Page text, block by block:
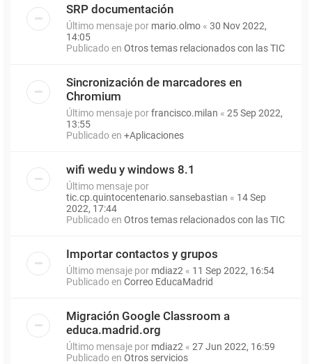
SRP documentación
Último mensaje por mario.olmo « 30 Nov 2022,
14:05
Publicado en Otros temas relacionados con las TIC
Sincronización de marcadores en
Chromium
Último mensaje porfrancisco.milan « 25 Sep 2022,
13:55
Publicado en +Aplicaciones
wifi wedu y windows 8.1
Último mensaje por
tic.cp.quintocentenario.sansebastian « 14 Sep
2022, 17:44
Publicado en Otros temas relacionados con las TIC
Importar contactos y grupos
Último mensaje por mdiaz2 « 11 Sep 2022, 16:54
Publicado en Correo EducaMadrid
Migración Google Classroom a
educa.madrid.org
Último mensaje por mdiaz2 « 27 Jun 2022, 16:59
Publicado en Otros servicios